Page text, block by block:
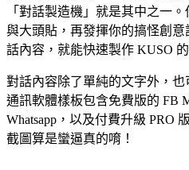
「對話製造機」就是其中之一
與大頭貼，再發揮你的搞怪創
話內容，就能快速製作 KUSO
對話內容除了單純的文字外，
通訊軟體樣板包含免費版的 FB
Whatsapp，以及付費升級 PRO
截圖算是蠻逼真的唷！